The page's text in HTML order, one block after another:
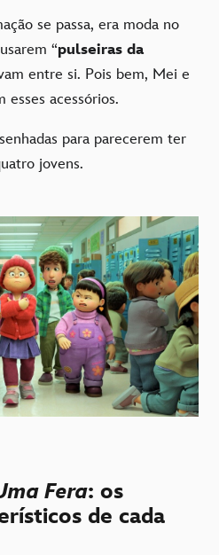
se passa, era moda no
“pulseiras da
entre si. Pois bem, Mei e
esses acessórios.
para parecerem ter
jovens.
Fera: os
de cada